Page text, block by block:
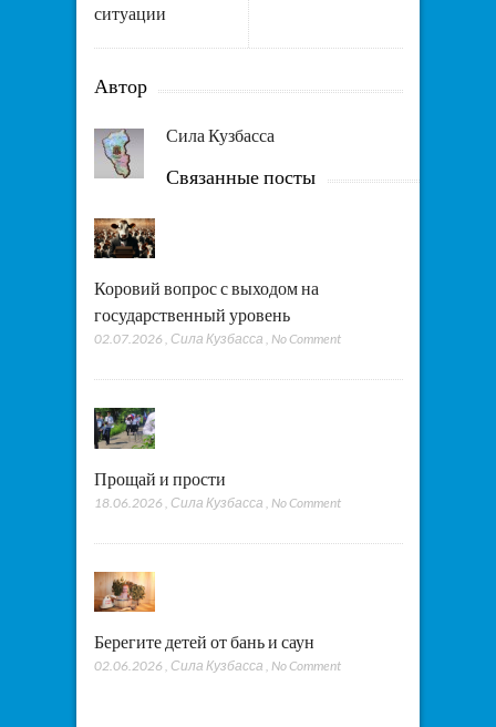
ситуации
Автор
Сила Кузбасса
Связанные посты
Коровий вопрос с выходом на
государственный уровень
02.07.2026 , Сила Кузбасса , No Comment
Прощай и прости
18.06.2026 Сила Кузбасса No Comment
Берегите детей от бань и саун
02.06.2026 , Сила Кузбасса , No Comment